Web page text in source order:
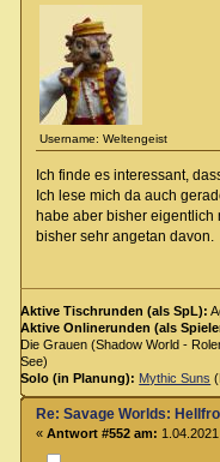
Username: Weltengeist
Ich finde es interessant,
Ich lese mich da auch
habe aber bisher eigentlich
bisher sehr angetan davon.
Aktive Tischrunden (als SpL):
Aktive Onlinerunden (als
Die Grauen (Shadow World -
See)
Solo (in Planung): Mythic Suns
Re: Savage Worlds:
« Antwort #552 am: